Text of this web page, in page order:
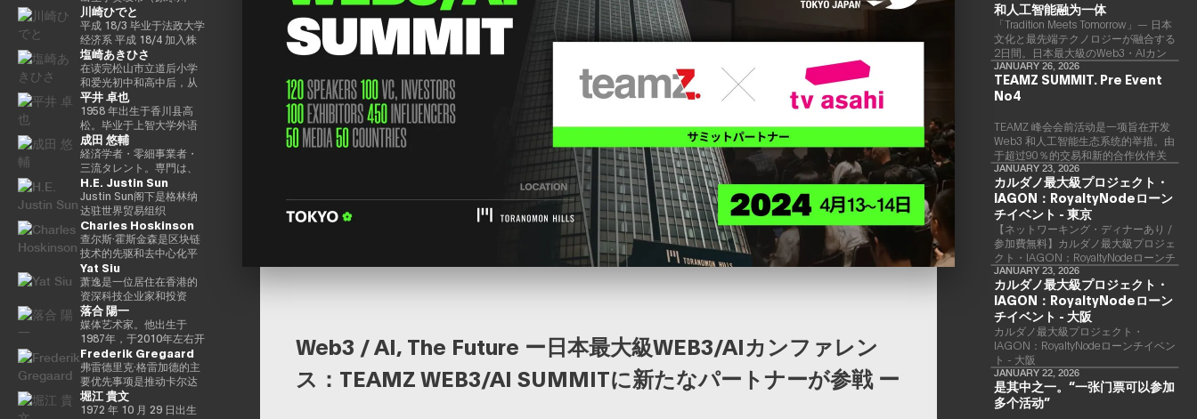
町），是兼职农民的长
子，他于昭和63（1988）
毕业于高松高中，平成5年
（1993年）毕业于东京大
学法学院，同年加入财政
部 ※1 平成9年（1997
年），在平成完成哈佛大
学研究生院（肯尼迪学
院）Isei 17（2005），正
在竞选第 44 届众议院选
举。在获得70,177张选票
但以浪人身份失败了4年之
后，他在第45届众议院选
举中获得了109,863张选
票，在平成24（2012）第
46届众议院选举中获得
79,153张选票，赢得第二
个任期，在平成
26（2014）第47届众议院
选举中获得78,797张选
票，并在平成28（2016）
民主党竞选第三个任期进
步党代表选举。他被任命
为该党代理秘书长，在平
成29年（2017年）的第48
届众议院选举中获得
82,345张选票，并当选第
四任期（由香川县第二区
希望党正式批准），并竞
川崎ひでと
平成 18/3 毕业于法政大学
经济系 平成 18/4 加入株
式会社NTT DOCOMO 平
成 29/8 众议院议员川崎二
郎秘书 玲和 3/10 在第 49
届众议院大选中首次当选
玲和 6/10 在第50届众议院
大选中连任 玲和 6/11 内
务通信国会副大臣（第二
届石原内阁） Reiwa 7/10
数字部长议会副部长、内
阁府议会副部长（第一届
高中内阁） 玲和 8/2 数字
部长议会副部长、内阁府
议会副部长（第二届高中
内阁）
塩崎あきひさ
在读完松山市立道后小学
和爱光初中和高中后，从
东京大学法学院毕业后，
他是长岛/小野/常松律师事
务所的合伙人律师。2021
年，他在众议院大选（爱
媛县第一区）中首次当
选。前国会卫生、劳工和
福利部副部长。在党内，
在经历过副秘书长的经历
后，他成为国会对策委员
会副主席。情报战略部、
科学、技术和创新战略部
以及AI/Web3小组委员会
的秘书负责人。
平井 卓也
1958 年出生于香川县高
松。毕业于上智大学外语
系英语系。在担任电通株
式会社、西日本广播公司
等公司的总裁兼代表董事
后，他在2000年的第42届
众议院选举中首次当选。
从那时起，他已经连续10
次当选。他先后担任过自
民党经济、工业和总务部
主席、政治事务研究委员
会副主席、内阁府（负责
信息技术）大臣、国土、
基础设施、运输和旅游、
内阁常务委员会主席等职
务，并以自民党信息技术
战略和特别任务委员会主
席的身份领导自民党的信
息技术政策。平成30/10年
第四届安倍改组内阁中任
命了信息技术大臣和负责
特殊任务（科学和技术/知
成田 悠輔
経済学者・零細事業者・
三流タレント。専門は、
データ・アルゴリズム・
ポエム・思想を組み合わ
せたビジネスと公共政策
の想像とデザイン。多分
野の学術誌・学会に研究
を発表、多くの企業や自
治体と共同事業を行う。
報道・討論・お笑い・ア
ート・ファッションなど
多様な動画や雑誌の企画
や出演にも関わる。著書
『22世紀の資本主義：や
がてお金は絶滅する』
『22世紀の民主主義：選
挙はアルゴリズムにな
り、政治家はネコにな
る』、番組「成田悠輔と
H.E. Justin Sun
Justin Sun阁下是格林纳
达驻世界贸易组织
（WTO）大使和前常驻代
表，世界领先的区块链和
DAOTRON的创始人，以
及全球最大的加密货币交
易所之一HTX的顾问。 他
也被称为阿里巴巴创始人
马云培育的人，成为
2025/4 年全球数字资产行
业最著名和最有影响力的
人物之一，登上了《福布
斯》杂志的封面。 此外，
它在国际上获得了高度赞
誉，例如多次入选福布斯
“30岁以下30人（消费技术
Charles Hoskinson
查尔斯·霍斯金森是区块链
技术的先驱和去中心化平
台 “卡尔达诺（卡尔达
诺）” 的创始人。他最初是
以太坊的联合创始人之
一，在数学逻辑和密码学
方面有着深厚的背景。卡
尔达诺的特点是在学术研
究和同行评审的基础上开
发的，旨在促进金融普惠
和智能合约。目前，他以
输入输出全球（IOG）首
席执行官的身份领导卡尔
Yat Siu
萧逸是一位居住在香港的
资深科技企业家和投资
者，是Animoca Brands
的联合创始人兼执行主
席。Animoca Brands是
区块链和游戏领域的全球
领导者，其使命是为全球
游戏玩家和互联网用户提
供数字产权。通过这样
做，我们的目标是实现一
落合 陽一
媒体艺术家。他出生于
1987年，于2010年左右开
始以艺术家身份工作。她
的作品以物化、转型和对
边界地区群众的钦佩为主
题。筑波大学/东京大学副
教授，2025年日本国际博
Frederik Gregaard
弗雷德里克·格雷加德的主
要优先事项是推动卡尔达
诺基金会的实施战略，领
导每项使命的整合和执
堀江 貴文
1972 年 10 月 29 日出生
Web3 / AI, The Future ー日本最大級WEB3/AIカンファレン
ス：TEAMZ WEB3/AI SUMMITに新たなパートナーが参戦 ー
和人工智能融为一体
「Tradition Meets Tomorrow」— 日本
文化と最先端テクノロジーが融合する
2日間。日本最大級のWeb3・AIカン
ファレンス 「TEAMZ Summit 2026」
が、2026年4月7日・8日に東京・八
芳園にて開催されます。今年のテーマ
本の伝統文化と最先端のテクノロジー
が融合する、特別な2日間となりま
す。このたび、公式アジェンダが公開
されました。（※登壇者のスケジュー
ル等の都合により、開催までに内容が
変更となる可能性があります。）
JANUARY 26, 2026
TEAMZ SUMMIT. Pre Event
No4
TEAMZ 峰会会前活动是一项旨在开发
Web3 和人工智能生态系统的举措。由
于超过90％的交易和新的合作伙伴关
系是面对面形成的，因此TEAMZ将在
本次活动之前举行一次数量有限的交流
会议，以在轻松的氛围中促进高质量的
交流。
JANUARY 23, 2026
カルダノ最大級プロジェクト・
IAGON：RoyaltyNodeローン
チイベント - 東京
【ネットワーキング・ディナーあり /
参加費無料】カルダノ最大級プロジェ
クト・IAGON：RoyaltyNodeローンチ
イベント - 東京
JANUARY 23, 2026
カルダノ最大級プロジェクト・
IAGON：RoyaltyNodeローン
チイベント - 大阪
​カルダノ最大級プロジェクト・
IAGON：RoyaltyNodeローンチイベン
ト - 大阪
JANUARY 22, 2026
是其中之一。“一张门票可以参加
多个活动”